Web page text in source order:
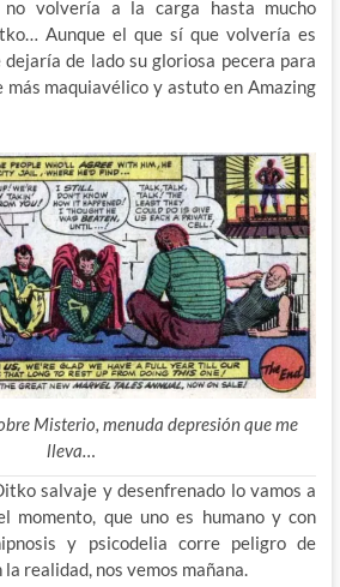
volvería a la carga hasta mucho
Aunque el que sí que volvería es
de lado su gloriosa pecera para
maquiavélico y astuto en Amazing
Misterio, menuda depresión que me
lleva…
salvaje y desenfrenado lo vamos a
momento, que uno es humano y con
y psicodelia corre peligro de
realidad, nos vemos mañana.